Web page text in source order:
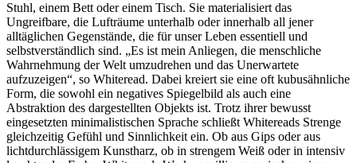
Stuhl, einem Bett oder einem Tisch. Sie materialisiert das
Ungreifbare, die Lufträume unterhalb oder innerhalb all jener
alltäglichen Gegenstände, die für unser Leben essentiell und
selbstverständlich sind. „Es ist mein Anliegen, die menschliche
Wahrnehmung der Welt umzudrehen und das Unerwartete
aufzuzeigen“, so Whiteread. Dabei kreiert sie eine oft kubusähnliche
Form, die sowohl ein negatives Spiegelbild als auch eine
Abstraktion des dargestellten Objekts ist. Trotz ihrer bewusst
eingesetzten minimalistischen Sprache schließt Whitereads Strenge
gleichzeitig Gefühl und Sinnlichkeit ein. Ob aus Gips oder aus
lichtdurchlässigem Kunstharz, ob in strengem Weiß oder in intensiv